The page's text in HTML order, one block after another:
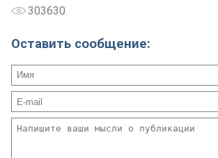
303630
Оставить сообщение: